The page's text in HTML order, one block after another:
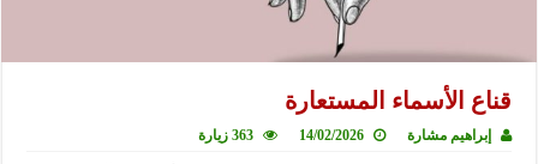
قناع الأسماء المستعارة
إبراهيم مشارة 14/02/2026 363 زيارة